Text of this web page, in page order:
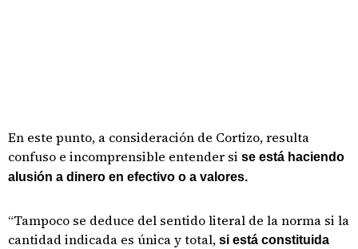
En este punto, a consideración de Cortizo, resulta
confuso e incomprensible entender si se está haciendo
alusión a dinero en efectivo o a valores.
“Tampoco se deduce del sentido literal de la norma si la
cantidad indicada es única y total, si está constituida